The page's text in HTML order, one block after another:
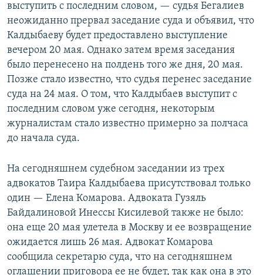
выступить с последним словом, — судья Бегалиев
неожиданно прервал заседание суда и объявил, что
Калдыбаеву будет предоставлено выступление
вечером 20 мая. Однако затем время заседания
было перенесено на полдень того же дня, 20 мая.
Позже стало известно, что судья перенес заседание
суда на 24 мая. О том, что Калдыбаев выступит с
последним словом уже сегодня, некоторым
журналистам стало известно примерно за полчаса
до начала суда.
На сегодняшнем судебном заседании из трех
адвокатов Таира Калдыбаева присутствовал только
один — Елена Комарова. Адвоката Гузяль
Байдалиновой Инессы Кисилевой также не было:
она еще 20 мая улетела в Москву и ее возвращение
ожидается лишь 26 мая. Адвокат Комарова
сообщила секретарю суда, что на сегодняшнем
оглашении приговора ее не будет, так как она в это